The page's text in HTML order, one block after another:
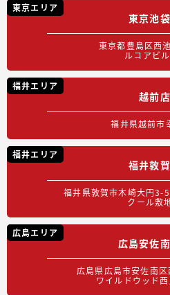
東京エリア
東京池
東京都豊島区西
ルコアビ
福井エリア
越前店
福井県越前市
福井エリア
福井敦
福井県敦賀市木崎大円3-
クール敷
広島エリア
広島安佐
広島県広島市安佐南
ワイルドウッド